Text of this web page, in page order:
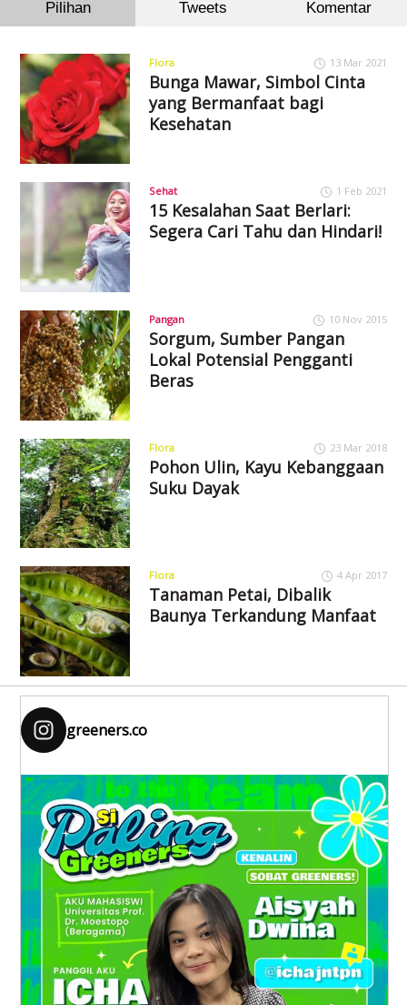
Pilihan Tweets Komentar
Flora 13 Mar 2021
Bunga Mawar, Simbol Cinta
yang Bermanfaat bagi
Kesehatan
Sehat 1 Feb 2021
15 Kesalahan Saat Berlari:
Segera Cari Tahu dan Hindari!
Pangan 10 Nov 2015
Sorgum, Sumber Pangan
Lokal Potensial Pengganti
Beras
Flora 23 Mar 2018
Pohon Ulin, Kayu Kebanggaan
Suku Dayak
Flora 4 Apr 2017
Tanaman Petai, Dibalik
Baunya Terkandung Manfaat
greeners.co